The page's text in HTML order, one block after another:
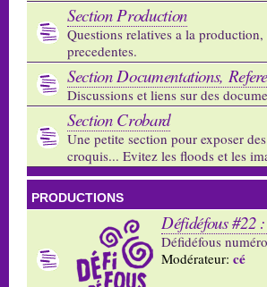
Section Production
Questions relatives a la
precedentes.
Section Documentations,
Discussions et liens sur des
Section Crobard
Une petite section pour exposer
croquis... Evitez les floods et les
PRODUCTIONS
Défidéfous #22
Défidéfous
Modérateur: cé